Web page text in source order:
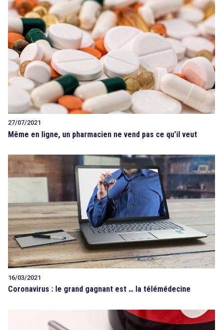
27/07/2021
Même en ligne, un pharmacien ne vend pas ce qu’il veut
16/03/2021
Coronavirus : le grand gagnant est … la télémédecine